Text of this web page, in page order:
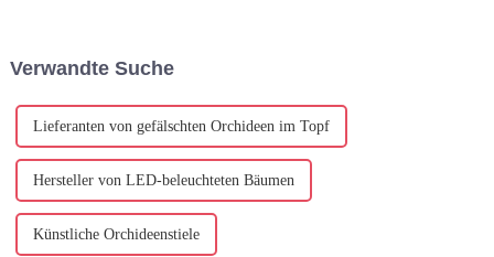
Verwandte Suche
Lieferanten von gefälschten Orchideen im Topf
Hersteller von LED-beleuchteten Bäumen
Künstliche Orchideenstiele